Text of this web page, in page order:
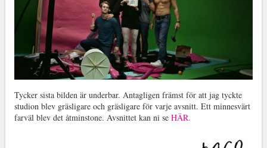
Tycker sista bilden är underbar. Antagligen främst för att jag tyckte
studion blev gräsligare och gräsligare för varje avsnitt. Ett minnesvärt
farväl blev det åtminstone. Avsnittet kan ni seHÄR.